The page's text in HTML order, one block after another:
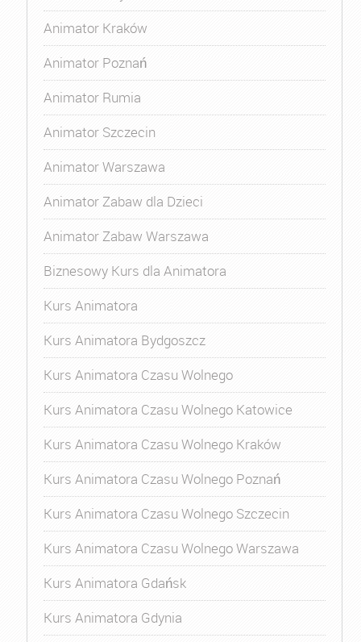
Animator Kraków
Animator Poznań
Animator Rumia
Animator Szczecin
Animator Warszawa
Animator Zabaw dla Dzieci
Animator Zabaw Warszawa
Biznesowy Kurs dla Animatora
Kurs Animatora
Kurs Animatora Bydgoszcz
Kurs Animatora Czasu Wolnego
Kurs Animatora Czasu Wolnego Katowice
Kurs Animatora Czasu Wolnego Kraków
Kurs Animatora Czasu Wolnego Poznań
Kurs Animatora Czasu Wolnego Szczecin
Kurs Animatora Czasu Wolnego Warszawa
Kurs Animatora Gdańsk
Kurs Animatora Gdynia